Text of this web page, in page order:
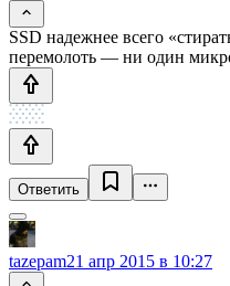
SSD надежнее всего
перемолоть — ни один
Ответить
tazepam21 апр 2015 в 10:27